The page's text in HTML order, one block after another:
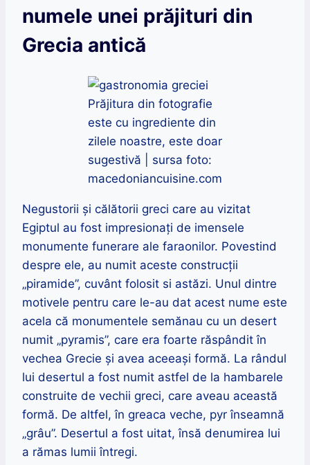
numele unei prăjituri din
Grecia antică
Prăjitura din fotografie
este cu ingrediente din
zilele noastre, este doar
sugestivă | sursa foto:
macedoniancuisine.com
Negustorii și călătorii greci care au vizitat
Egiptul au fost impresionați de imensele
monumente funerare ale faraonilor. Povestind
despre ele, au numit aceste construcții
„piramide”, cuvânt folosit si astăzi. Unul dintre
motivele pentru care le-au dat acest nume este
acela că monumentele semănau cu un desert
numit „pyramis”, care era foarte răspândit în
vechea Grecie și avea aceeași formă. La rândul
lui desertul a fost numit astfel de la hambarele
construite de vechii greci, care aveau această
formă. De altfel, în greaca veche, pyr înseamnă
„grâu”. Desertul a fost uitat, însă denumirea lui
a rămas lumii întregi.